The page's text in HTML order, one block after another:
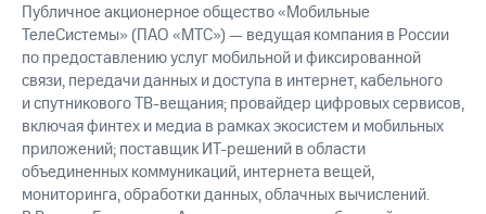
Публичное акционерное общество «Мобильные
ТелеСистемы» (ПАО «МТС») — ведущая компания в России
по предоставлению услуг мобильной и фиксированной
связи, передачи данных и доступа в интернет, кабельного
и спутникового ТВ-вещания; провайдер цифровых сервисов,
включая финтех и медиа в рамках экосистем и мобильных
приложений; поставщик ИТ-решений в области
объединенных коммуникаций, интернета вещей,
мониторинга, обработки данных, облачных вычислений.